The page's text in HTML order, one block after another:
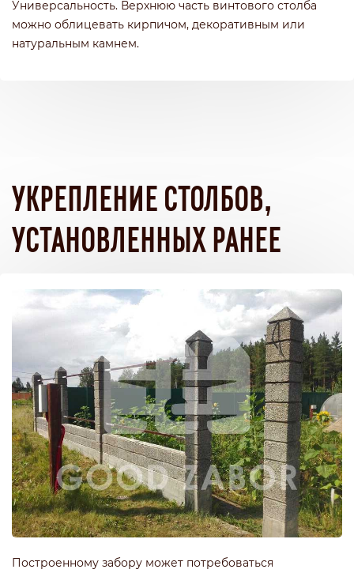
Универсальность. Верхнюю часть винтового столба
можно облицевать кирпичом, декоративным или
натуральным камнем.
УКРЕПЛЕНИЕ СТОЛБОВ,
УСТАНОВЛЕННЫХ РАНЕЕ
Построенному забору может потребоваться